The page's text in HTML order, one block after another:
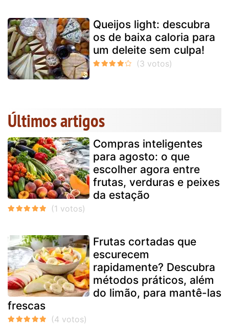
Queijos light: descubra
os de baixa caloria para
um deleite sem culpa!
Últimos artigos
Compras inteligentes
para agosto: o que
escolher agora entre
frutas, verduras e peixes
da estação
Frutas cortadas que
escurecem
rapidamente? Descubra
métodos práticos, além
do limão, para mantê-las
frescas